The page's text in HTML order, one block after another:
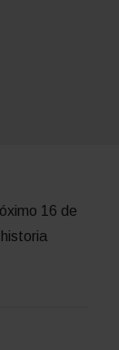
16 de